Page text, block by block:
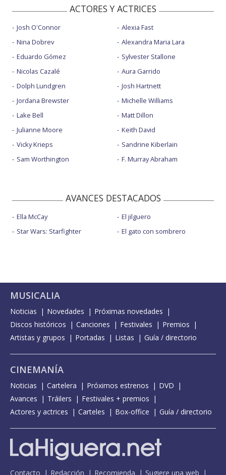
ACTORES Y ACTRICES
Josh O'Connor
Nina Dobrev
Eduardo Gómez
Nicolas Cazalé
Dolph Lundgren
Jordana Brewster
Lake Bell
Julianne Moore
Vicky Krieps
Sam Worthington
Alexia Fast
Alexandra Maria Lara
Sylvester Stallone
Aura Garrido
Josh Hartnett
Michelle Williams
Matt Dillon
Keith David
Sandrine Kiberlain
F. Murray Abraham
AVANCES DESTACADOS
Ella McCay
Star Wars: Starfighter
El jilguero
El gato con sombrero
MUSICALIA
Noticias Novedades
Próximas novedades
Discos históricos
Canciones Festivales
Premios
Artistas y grupos
Portadas Listas Guía / directorio
CINEMANÍA
Noticias Cartelera Próximos estrenos
DVD
Avances
Tráilers
Festivales + premios
Actores y actrices
Carteles Box-office Guía / directorio
Contacto Redacción Recomienda Sugiere una web